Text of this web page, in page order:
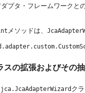
プタ・フレームワーク
メソッドは、
の拡張およびその
ク